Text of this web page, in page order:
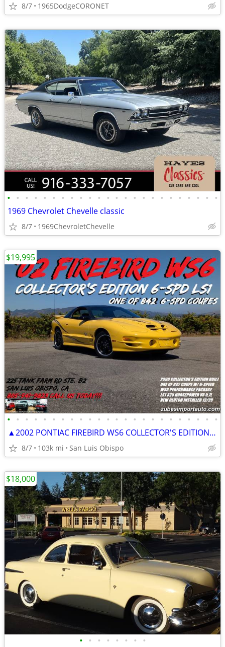
8/7 1965DodgeCORONET
• • • • • • • • • • • • • • • • • • • • • • • •
1969 Chevrolet Chevelle classic
8/7 1969ChevroletChevelle
• • • • • • • • • • • • • • • • • • • • • • • •
▲2002 PONTIAC FIREBIRD WS6 COLLECTOR'S EDITION TRANS AM LS1 6-SPEED!►
8/7 103k mi San Luis Obispo
$19,995
• • • • • • • •
$18,000